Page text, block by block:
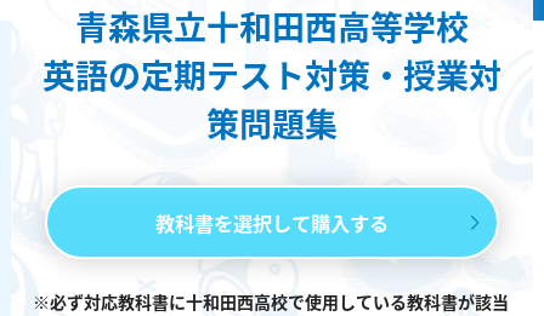
青森県立十和田西高等学校
英語の定期テスト対策・授業対
策問題集
教科書を選択して購入する
※必ず対応教科書に十和田西高校で使用している教科書が該当